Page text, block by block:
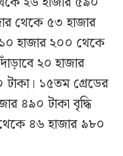
থেকে ৫৩ হাজার
হাজার ২০০ থেকে
২০ হাজার
১৫তম গ্রেডের
৪৯০ টাকা বৃদ্ধি
৪৬ হাজার ৯৮০